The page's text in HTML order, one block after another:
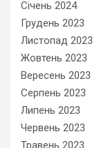
Січень 2024
Грудень 2023
Листопад 2023
Жовтень 2023
Вересень 2023
Серпень 2023
Липень 2023
Червень 2023
Травень 2023